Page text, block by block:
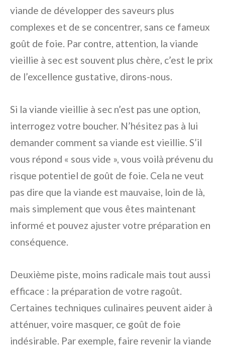
viande de développer des saveurs plus
complexes et de se concentrer, sans ce fameux
goût de foie. Par contre, attention, la viande
vieillie à sec est souvent plus chère, c’est le prix
de l’excellence gustative, dirons-nous.
Si la viande vieillie à sec n’est pas une option,
interrogez votre boucher. N’hésitez pas à lui
demander comment sa viande est vieillie. S’il
vous répond « sous vide », vous voilà prévenu du
risque potentiel de goût de foie. Cela ne veut
pas dire que la viande est mauvaise, loin de là,
mais simplement que vous êtes maintenant
informé et pouvez ajuster votre préparation en
conséquence.
Deuxième piste, moins radicale mais tout aussi
efficace : la préparation de votre ragoût.
Certaines techniques culinaires peuvent aider à
atténuer, voire masquer, ce goût de foie
indésirable. Par exemple, faire revenir la viande